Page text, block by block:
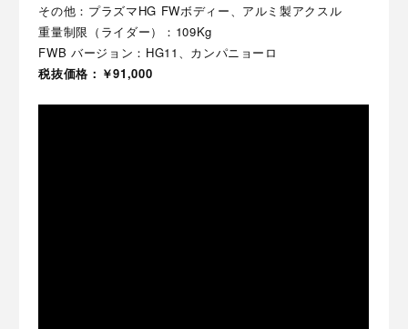
その他：プラズマHG FWボディー、アルミ製アクスル
重量制限（ライダー）：109Kg
FWB バージョン：HG11、カンパニョーロ
税抜価格：￥91,000